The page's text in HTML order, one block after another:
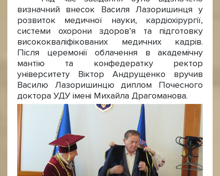
визначний внесок Василя Лазоришинця у
розвиток медичної науки, кардіохірургії,
системи охорони здоров’я та підготовку
висококваліфікованих медичних кадрів.
Після церемонії облачення в академічну
мантію та конфедератку ректор
університету Віктор Андрущенко вручив
Василю Лазоришинцю диплом Почесного
доктора УДУ імені Михайла Драгоманова.